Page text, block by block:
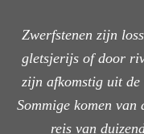
Zwerfstenen zijn
gletsjerijs of door
zijn afkomstig uit de
Sommige komen
reis van